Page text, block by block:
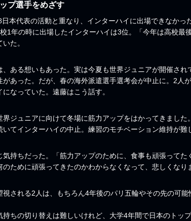
プ選手をめざす
本代表の活動と重なり、インターハイに出場できなかっ
1年の時に出場したインターハイは3位。「今年は高校最
た。
ある想いもあった。実は今夏も世界ジュニアが開催され
があった。だが、春の海外派遣選手選考会が中止に。2人
になっていた。遠藤はこう話す。
界ジュニアに向けて冬場に筋力アップをはかってきまし
いてインターハイの中止。練習のモチベーション維持が難
持ちだった。「筋力アップのために、食事も頑張ってた
のために頑張ってきたのかわからなくなって、悲しくなり
される2人は、もちろん4年後のパリ五輪やその先の可
ちの切り替えは難しいけれど、大学4年間で日本のトッ